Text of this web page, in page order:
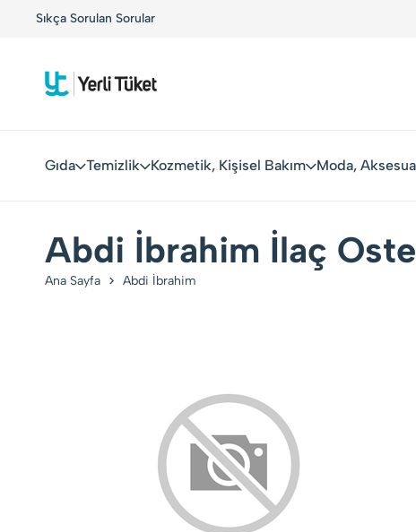
Sıkça Sorulan SorularYerli Tüketiciler, Yerli Markalarla Buluşuyor!
Gıda Temizlik Kozmetik, Kişisel Bakım Moda,
Abdi İbrahim İlaç
Ana Sayfa Abdi İbrahim